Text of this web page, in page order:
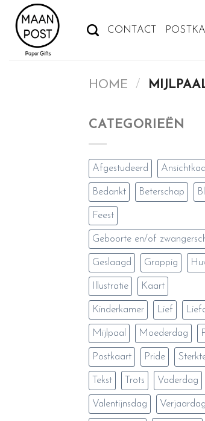
naar
inhoud
CONTACT
HOME /
CATEGORIEËN
Afgestudeerd
Bedankt Beterschap
Feest
Geboorte en/of
Geslaagd Grappig
Illustratie Kaart
Kinderkamer Lief
Mijlpaal Moederdag
Postkaart Pride
Tekst Trots Vaderdag
Valentijnsdag Verjaardag